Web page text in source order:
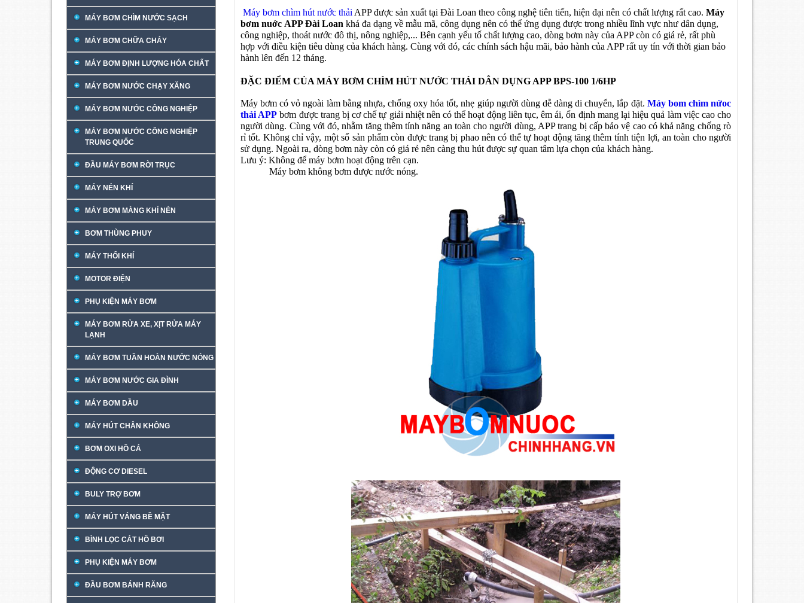
MÁY BƠM CHÌM NƯỚC SẠCH
MÁY BƠM CHỮA CHÁY
MÁY BƠM ĐỊNH LƯỢNG HÓA CHẤT
MÁY BƠM NƯỚC CHẠY XĂNG
MÁY BƠM NƯỚC CÔNG NGHIỆP
MÁY BƠM NƯỚC CÔNG NGHIỆP
TRUNG QUỐC
ĐẦU MÁY BƠM RỜI TRỤC
MÁY NÉN KHÍ
MÁY BƠM MÀNG KHÍ NÉN
BƠM THÙNG PHUY
MÁY THỔI KHÍ
MOTOR ĐIỆN
PHỤ KIỆN MÁY BƠM
MÁY BƠM RỬA XE, XỊT RỬA MÁY
LẠNH
MÁY BƠM TUẦN HOÀN NƯỚC NÓNG
MÁY BƠM NƯỚC GIA ĐÌNH
MÁY BƠM DẦU
MÁY HÚT CHÂN KHÔNG
BƠM OXI HỒ CÁ
ĐỘNG CƠ DIESEL
BULY TRỢ BƠM
MÁY HÚT VÁNG BỀ MẶT
BÌNH LỌC CÁT HỒ BƠI
PHỤ KIỆN MÁY BƠM
ĐẦU BƠM BÁNH RĂNG
Máy bơm chìm hút nước thải APP được sản xuất tại Đài Loan theo công nghệ tiên tiến, hiện đại nên có chất lượng rất cao. Máy
bơm nuớc APP Đài Loan khá đa dạng về mẫu mã, công dụng nên có thể ứng dụng được trong nhiều lĩnh vực như dân dụng,
công nghiệp, thoát nước đô thị, nông nghiệp,... Bên cạnh yếu tố chất lượng cao, dòng bơm này của APP còn có giá rẻ, rất phù
hợp với điều kiện tiêu dùng của khách hàng. Cùng với đó, các chính sách hậu mãi, bảo hành của APP rất uy tín với thời gian bảo
hành lên đến 12 tháng.
ĐẶC ĐIỂM CỦA MÁY BƠM CHÌM HÚT NƯỚC THẢI DÂN DỤNG APP BPS-100 1/6HP
Máy bơm có vỏ ngoài làm bằng nhựa, chống oxy hóa tốt, nhẹ giúp người dùng dễ dàng di chuyển, lắp đặt. Máy bom chìm nứoc
thải APP bơm được trang bị cơ chế tự giải nhiệt nên có thể hoạt động liên tục, êm ái, ổn định mang lại hiệu quả làm việc cao cho
người dùng. Cùng với đó, nhằm tăng thêm tính năng an toàn cho người dùng, APP trang bị cấp bảo vệ cao có khả năng chống rò
rỉ tốt. Không chỉ vậy, một số sản phẩm còn được trang bị phao nên có thể tự hoạt động tăng thêm tính tiện lợi, an toàn cho người
sử dụng. Ngoài ra, dòng bơm này còn có giá rẻ nên càng thu hút được sự quan tâm lựa chọn của khách hàng.
Lưu ý: Không để máy bơm hoạt động trên cạn.
Máy bơm không bơm được nước nóng.